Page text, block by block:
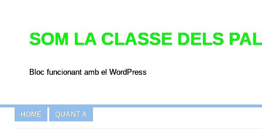
SOM LA CLASSE DELS
Bloc funcionant amb el WordPress
HOME QUANT A